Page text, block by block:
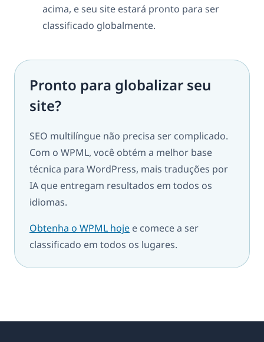
acima, e seu site estará pronto para ser
classificado globalmente.
Pronto para globalizar seu
site?
SEO multilíngue não precisa ser complicado.
Com o WPML, você obtém a melhor base
técnica para WordPress, mais traduções por
IA que entregam resultados em todos os
idiomas.
Obtenha o WPML hoje e comece a ser
classificado em todos os lugares.